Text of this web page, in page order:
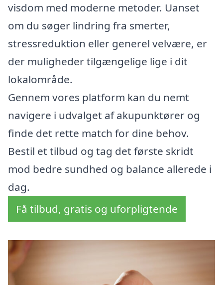
visdom med moderne metoder. Uanset
om du søger lindring fra smerter,
stressreduktion eller generel velvære, er
der muligheder tilgængelige lige i dit
lokalområde.
Gennem vores platform kan du nemt
navigere i udvalget af akupunktører og
finde det rette match for dine behov.
Bestil et tilbud og tag det første skridt
mod bedre sundhed og balance allerede i
dag.
Få tilbud, gratis og uforpligtende